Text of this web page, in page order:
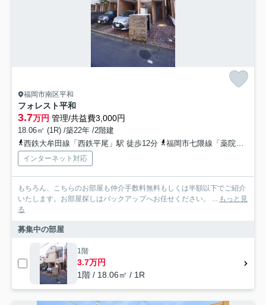
福岡市南区平和
フォレスト平和
3.7万円 管理/共益費3,000円
18.06㎡ (1R) /築22年 /2階建
西鉄大牟田線「西鉄平尾」駅 徒歩12分
福岡市七隈線「薬院大通」駅 徒歩23分
インターネット対応
もちろん、こちらのお部屋も仲介手数料無料もしくは半額以下でご紹介
いたします。お部屋探しはバックアップへお任せください。 ... もっと見
る
募集中の部屋
1階
3.7万円
1階 / 18.06㎡ / 1R